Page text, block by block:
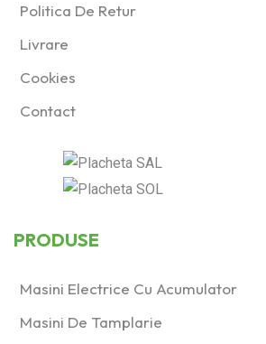
Politica De Retur
Livrare
Cookies
Contact
PRODUSE
Masini Electrice Cu Acumulator
Masini De Tamplarie